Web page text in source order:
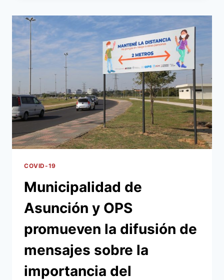
DE
DESINFECCIÓN
RECOLECCIÓN
DE
BASURAS
ZONAS
DE
RIESGO
COMBATIENDO
LA
PANDEMIA
COVID-19
Municipalidad de
Asunción y OPS
promueven la difusión de
mensajes sobre la
importancia del